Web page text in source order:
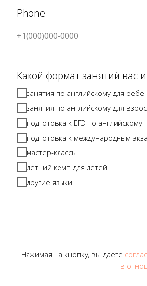
Phone
Какой формат занятий вас
занятия по английскому для
занятия по английскому для
подготовка к ЕГЭ по английскому
подготовка к международным
мастер-классы
летний кемп для детей
другие языки
Нажимая на кнопку, вы даете
в